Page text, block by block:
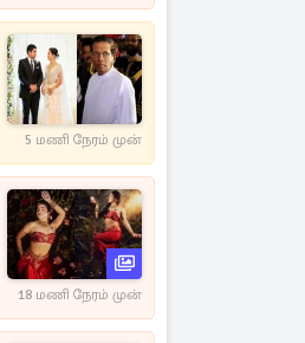
5 மணி நேரம் முன்
18 மணி நேரம் முன்